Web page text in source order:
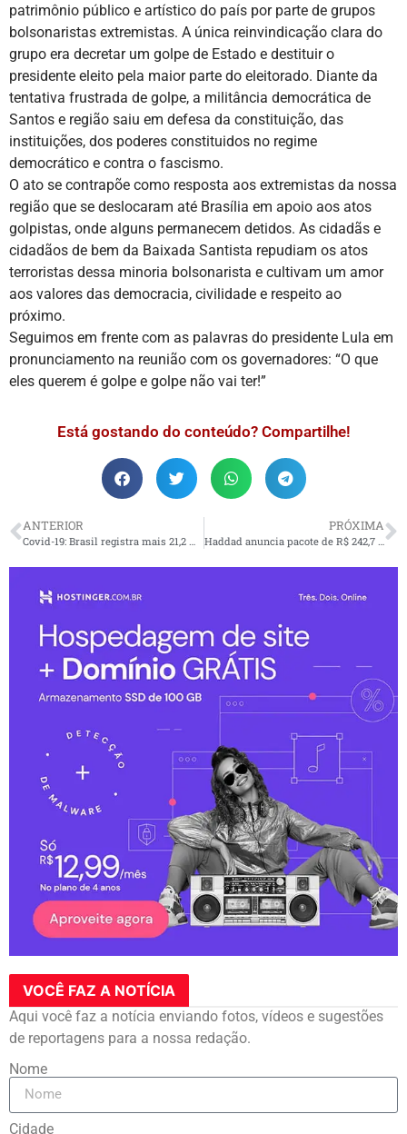
patrimônio público e artístico do país por parte de grupos
bolsonaristas extremistas. A única reinvindicação clara do
grupo era decretar um golpe de Estado e destituir o
presidente eleito pela maior parte do eleitorado. Diante da
tentativa frustrada de golpe, a militância democrática de
Santos e região saiu em defesa da constituição, das
instituições, dos poderes constituidos no regime
democrático e contra o fascismo.
O ato se contrapõe como resposta aos extremistas da nossa
região que se deslocaram até Brasília em apoio aos atos
golpistas, onde alguns permanecem detidos. As cidadãs e
cidadãos de bem da Baixada Santista repudiam os atos
terroristas dessa minoria bolsonarista e cultivam um amor
aos valores das democracia, civilidade e respeito ao
próximo.
Seguimos em frente com as palavras do presidente Lula em
pronunciamento na reunião com os governadores: “O que
eles querem é golpe e golpe não vai ter!”
Está gostando do conteúdo? Compartilhe!
ANTERIOR PRÓXIMA
VOCÊ FAZ A NOTÍCIA
Aqui você faz a notícia enviando fotos, vídeos e sugestões
de reportagens para a nossa redação.
Nome
Cidade